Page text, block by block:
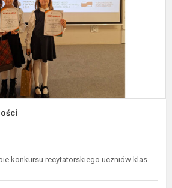
konkursu recytatorskiego uczniów klas